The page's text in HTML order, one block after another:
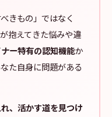
きもの」ではなく
抱えてきた悩みや違
ー特有の認知機能か
た自身に問題がある
、活かす道を見つけ